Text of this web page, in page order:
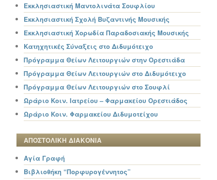
Εκκλησιαστική Μαντολινάτα Σουφλίου
Εκκλησιαστική Σχολή Βυζαντινής Μουσικής
Εκκλησιαστική Χορωδία Παραδοσιακής Μουσικής
Κατηχητικές Σύναξεις στο Διδυμότειχο
Πρόγραμμα Θείων Λειτουργιών στην Ορεστιάδα
Πρόγραμμα Θείων Λειτουργιών στο Διδυμότειχο
Πρόγραμμα Θείων Λειτουργιών στο Σουφλί
Ωράριο Κοιν. Ιατρείου – Φαρμακείου Ορεστιάδος
Ωράριο Κοιν. Φαρμακείου Διδυμοτείχου
ΑΠΟΣΤΟΛΙΚΗ ΔΙΑΚΟΝΙΑ
Αγία Γραφή
Βιβλιοθήκη “Πορφυρογέννητος”